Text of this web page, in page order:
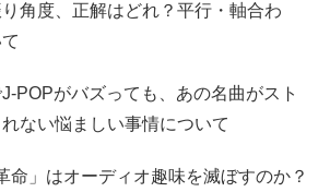
角度、正解はどれ？平行・軸合わ
J-POPがバズっても、あの名曲がスト
ない悩ましい事情について
命」はオーディオ趣味を滅ぼすのか？